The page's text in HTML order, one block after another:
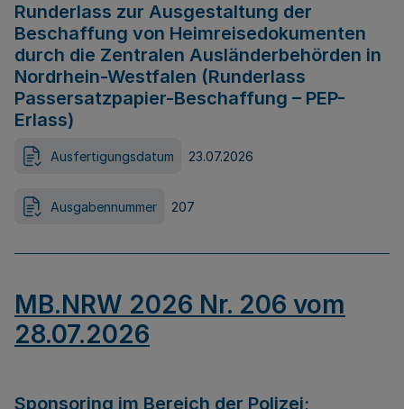
Runderlass zur Ausgestaltung der
Beschaffung von Heimreisedokumenten
durch die Zentralen Ausländerbehörden in
Nordrhein-Westfalen (Runderlass
Passersatzpapier-Beschaffung – PEP-
Erlass)
Ausfertigungsdatum 23.07.2026
Ausgabennummer 207
MB.NRW 2026 Nr. 206 vom
28.07.2026
Sponsoring im Bereich der Polizei;